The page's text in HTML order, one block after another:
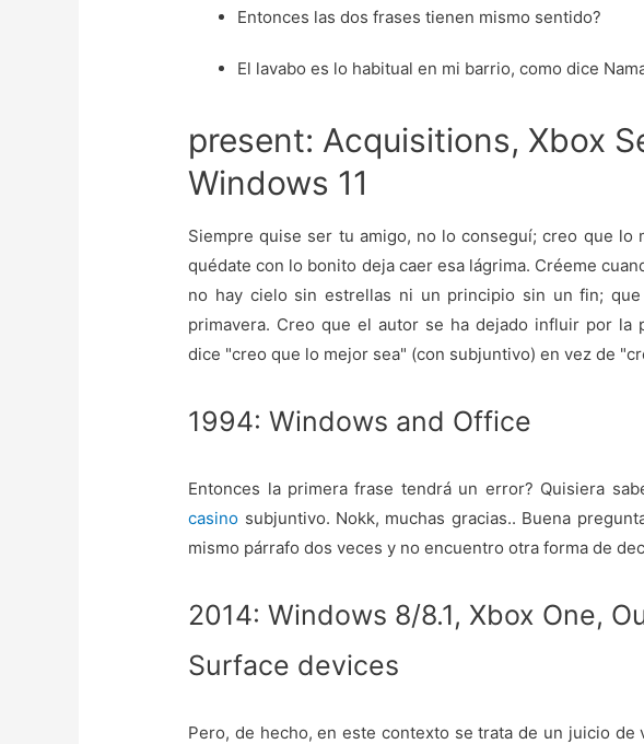
Entonces las dos frases tienen mismo sentido?
El lavabo es lo habitual en mi barrio, como dice
present: Acquisitions, Xbox
Windows 11
Siempre quise ser tu amigo, no lo conseguí; creo que lo
quédate con lo bonito deja caer esa lágrima. Créeme
no hay cielo sin estrellas ni un principio sin un fin;
primavera. Creo que el autor se ha dejado influir por la
dice "creo que lo mejor sea" (con subjuntivo) en vez de
1994: Windows and Office
Entonces la primera frase tendrá un error? Quisiera
casino subjuntivo. Nokk, muchas gracias.. Buena
mismo párrafo dos veces y no encuentro otra forma de
2014: Windows 8/8.1, Xbox One,
Surface devices
Pero, de hecho, en este contexto se trata de un juicio